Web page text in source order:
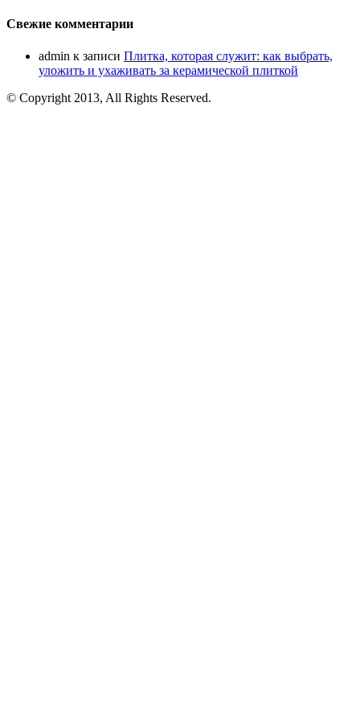
Свежие комментарии
admin к записи Плитка, которая служит: как выбрать,
уложить и ухаживать за керамической плиткой
© Copyright 2013, All Rights Reserved.